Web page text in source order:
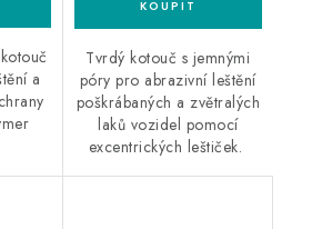
a
Tvrdý kotouč s jemnými
póry pro abrazivní leštění
poškrábaných a zvětralých
laků vozidel pomocí
excentrických leštiček.